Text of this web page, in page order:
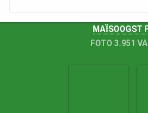
MAÏSOOGST
FOTO 3.951